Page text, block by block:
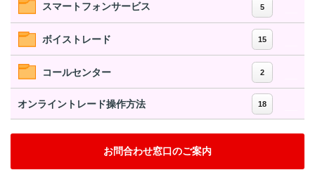
スマートフォンサービス 5
ボイストレード 15
コールセンター 2
オンライントレード操作方法 18
お問合わせ窓口のご案内